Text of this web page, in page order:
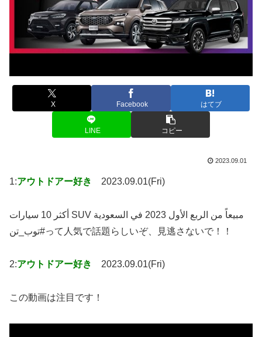
X Facebook はてブ
LINE コピー
2023.09.01
1:アウトドアー好き 2023.09.01(Fri)
أكثر 10 سيارات SUV مبيعاً من الربع الأول 2023 في السعودية
#توب_تنって人気で話題らしいぞ、見逃さないで！！
2:アウトドアー好き 2023.09.01(Fri)
この動画は注目です！